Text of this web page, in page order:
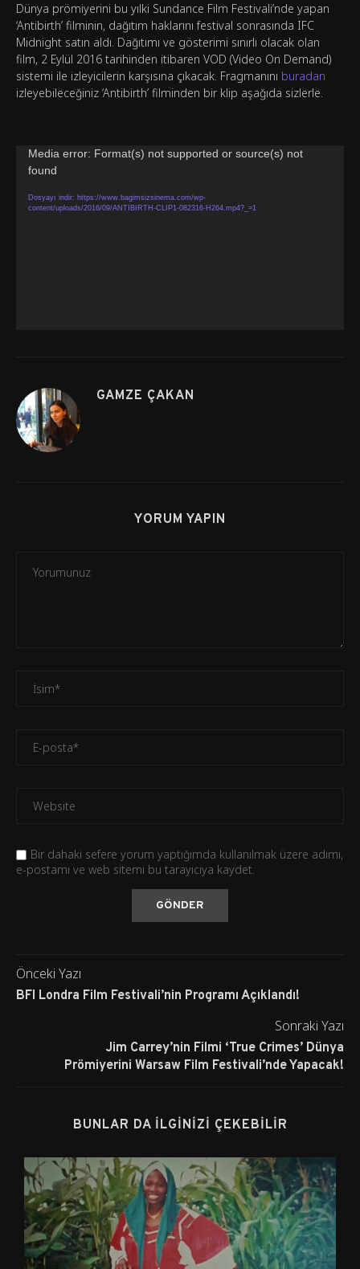
Dünya prömiyerini bu yılki Sundance Film Festivali’nde yapan
‘Antibirth’ filminin, dağıtım haklarını festival sonrasında IFC
Midnight satın aldı. Dağıtımı ve gösterimi sınırlı olacak olan
film, 2 Eylül 2016 tarihinden itibaren VOD (Video On Demand)
sistemi ile izleyicilerin karşısına çıkacak. Fragmanını buradan
izleyebileceğiniz ‘Antibirth’ filminden bir klip aşağıda sizlerle.
Video
oynatıcı
Media error: Format(s) not supported or source(s) not
found
Dosyayı indir: https://www.bagimsizsinema.com/wp-
content/uploads/2016/09/ANTIBIRTH-CLIP1-082316-H264.mp4?_=1
GAMZE ÇAKAN
YORUM YAPIN
Bir dahaki sefere yorum yaptığımda kullanılmak üzere adımı,
e-postamı ve web sitemi bu tarayıcıya kaydet.
Önceki Yazı
BFI Londra Film Festivali’nin Programı Açıklandı!
Sonraki Yazı
Jim Carrey’nin Filmi ‘True Crimes’ Dünya
Prömiyerini Warsaw Film Festivali’nde Yapacak!
BUNLAR DA İLGINIZI ÇEKEBILIR